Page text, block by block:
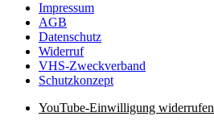
Impressum
AGB
Datenschutz
Widerruf
VHS-Zweckverband
Schutzkonzept
YouTube-Einwilligung widerrufen